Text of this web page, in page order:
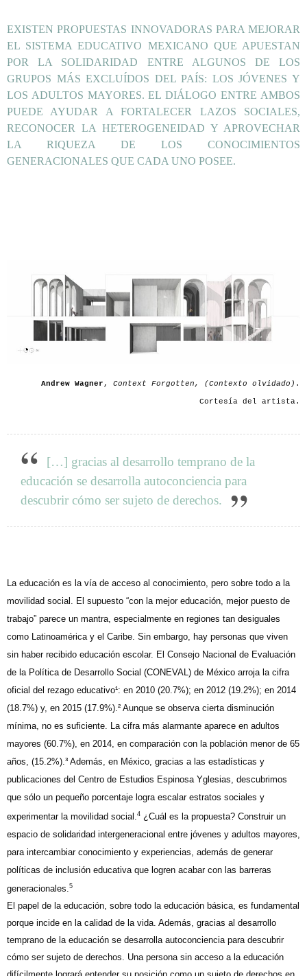
EXISTEN PROPUESTAS INNOVADORAS PARA MEJORAR
EL SISTEMA EDUCATIVO MEXICANO QUE APUESTAN
POR LA SOLIDARIDAD ENTRE ALGUNOS DE LOS
GRUPOS MÁS EXCLUÍDOS DEL PAÍS: LOS JÓVENES Y
LOS ADULTOS MAYORES. EL DIÁLOGO ENTRE AMBOS
PUEDE AYUDAR A FORTALECER LAZOS SOCIALES,
RECONOCER LA HETEROGENEIDAD Y APROVECHAR
LA RIQUEZA DE LOS CONOCIMIENTOS
GENERACIONALES QUE CADA UNO POSEE.
Andrew Wagner , Context Forgotten, (Contexto olvidado) .
Cortesía del artista.
[…] gracias al desarrollo temprano de la
educación se desarrolla autoconciencia para
descubrir cómo ser sujeto de derechos.
Laeducación es la vía de acceso al conocimiento, pero sobre todo a la
movilidad social. El supuesto “con la mejor educación, mejor puesto de
trabajo” parece un mantra, especialmente en regiones tan desiguales
como Latinoamérica y el Caribe. Sin embargo, hay personas que viven
sin haber recibido educación escolar. El Consejo Nacional de Evaluación
de la Política de Desarrollo Social (CONEVAL) de México arroja la cifra
oficial del rezago educativo¹: en 2010 (20.7%); en 2012 (19.2%); en 2014
(18.7%) y, en 2015 (17.9%).² Aunque se observa cierta disminución
mínima, no es suficiente. La cifra más alarmante aparece en adultos
mayores (60.7%), en 2014, en comparación con la población menor de 65
años, (15.2%).³ Además, en México, gracias a las estadísticas y
publicaciones del Centro de Estudios Espinosa Yglesias, descubrimos
que sólo un pequeño porcentaje logra escalar estratos sociales y
experimentar la movilidad social. 4 ¿Cuál es la propuesta? Construir un
espacio de solidaridad intergeneracional entre jóvenes y adultos mayores,
para intercambiar conocimiento y experiencias, además de generar
políticas de inclusión educativa que logren acabar con las barreras
generacionales.5
El papel de la educación, sobre todo la educación básica, es fundamental
porque incide en la calidad de la vida. Además, gracias al desarrollo
temprano de la educación se desarrolla autoconciencia para descubrir
cómo ser sujeto de derechos. Una persona sin acceso a la educación